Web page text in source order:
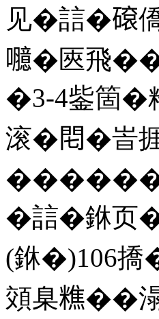
见�誩�𥕦
𡄯�匧飛
�3-4鈭箇
滚�𨳍�峕
�誩�銝页
(銝�)106
頝臬𥼚��